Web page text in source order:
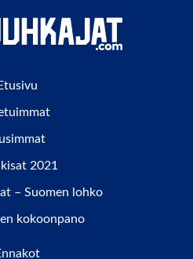
Etusivu
2021
– Suomen lohko
kokoonpano